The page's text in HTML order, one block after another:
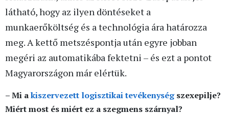
látható, hogy az ilyen döntéseket a
munkaerőköltség és a technológia ára határozza
meg. A kettő metszéspontja után egyre jobban
megéri az automatikába fektetni – és ezt a pontot
Magyarországon már elértük.
– Mi akiszervezett logisztikai tevékenységszexepilje?
Miért most és miért ez a szegmens szárnyal?